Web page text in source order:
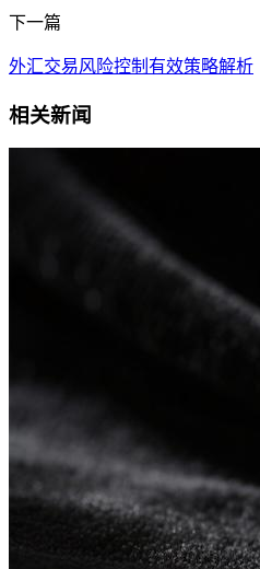
下一篇
外汇交易风险控制有效策略解析
相关新闻